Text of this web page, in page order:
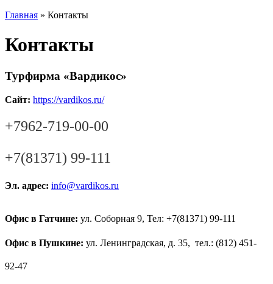
Главная » Контакты
Контакты
Турфирма «Вардикос»
Сайт: https://vardikos.ru/
+7962-719-00-00
+7(81371) 99-111
Эл. адрес: info@vardikos.ru
Офис в Гатчине: ул. Соборная 9, Тел: +7(81371) 99-111
Офис в Пушкине: ул. Ленинградская, д. 35, тел.: (812) 451-
92-47